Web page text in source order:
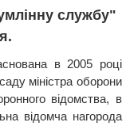
службу"
в 2005 році
міністра оборони
відомства, в
відомча нагорода